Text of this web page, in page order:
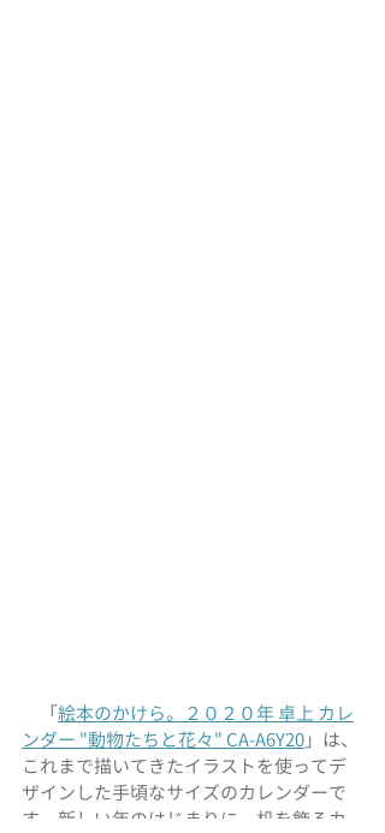
「絵本のかけら。２０２０年 卓上 カレ
ンダー "動物たちと花々" CA-A6Y20」は、
これまで描いてきたイラストを使ってデ
ザインした手頃なサイズのカレンダーで
す。新しい年のはじまりに、机を飾るカ